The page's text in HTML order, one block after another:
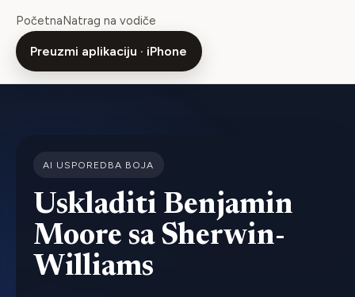
Početna Natrag na vodiče
Preuzmi aplikaciju · iPhone
AI USPOREDBA BOJA
Uskladiti Benjamin
Moore sa Sherwin-
Williams